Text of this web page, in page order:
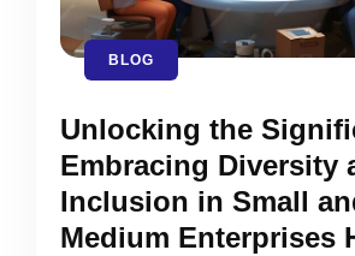
BLOG
Unlocking the
Embracing Diversity
Inclusion in Small
Medium Enterprises